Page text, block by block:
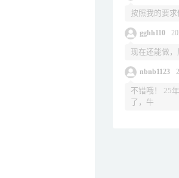
按照我的要
gghh110
现在还能做
nbnb1123
不错哦！ 25
了，牛